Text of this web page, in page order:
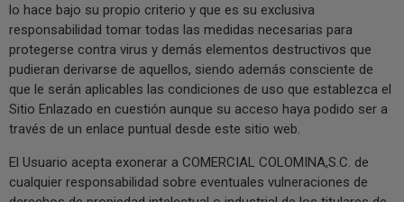
lo hace bajo su propio criterio y que es su exclusiva
responsabilidad tomar todas las medidas necesarias para
protegerse contra virus y demás elementos destructivos que
pudieran derivarse de aquellos, siendo además consciente de
que le serán aplicables las condiciones de uso que establezca el
Sitio Enlazado en cuestión aunque su acceso haya podido ser a
través de un enlace puntual desde este sitio web.
El Usuario acepta exonerar a COMERCIAL COLOMINA,S.C. de
cualquier responsabilidad sobre eventuales vulneraciones de